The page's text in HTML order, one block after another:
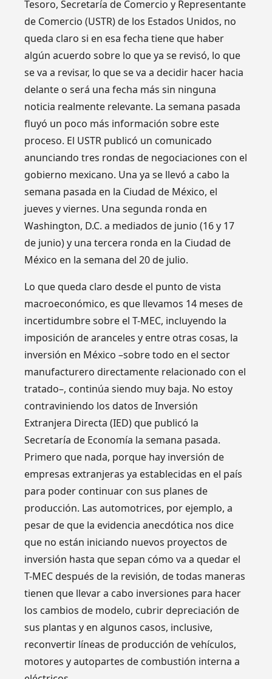
Tesoro, Secretaría de Comercio y Representante
de Comercio (USTR) de los Estados Unidos, no
queda claro si en esa fecha tiene que haber
algún acuerdo sobre lo que ya se revisó, lo que
se va a revisar, lo que se va a decidir hacer hacia
delante o será una fecha más sin ninguna
noticia realmente relevante. La semana pasada
fluyó un poco más información sobre este
proceso. El USTR publicó un comunicado
anunciando tres rondas de negociaciones con el
gobierno mexicano. Una ya se llevó a cabo la
semana pasada en la Ciudad de México, el
jueves y viernes. Una segunda ronda en
Washington, D.C. a mediados de junio (16 y 17
de junio) y una tercera ronda en la Ciudad de
México en la semana del 20 de julio.
Lo que queda claro desde el punto de vista
macroeconómico, es que llevamos 14 meses de
incertidumbre sobre el T-MEC, incluyendo la
imposición de aranceles y entre otras cosas, la
inversión en México –sobre todo en el sector
manufacturero directamente relacionado con el
tratado–, continúa siendo muy baja. No estoy
contraviniendo los datos de Inversión
Extranjera Directa (IED) que publicó la
Secretaría de Economía la semana pasada.
Primero que nada, porque hay inversión de
empresas extranjeras ya establecidas en el país
para poder continuar con sus planes de
producción. Las automotrices, por ejemplo, a
pesar de que la evidencia anecdótica nos dice
que no están iniciando nuevos proyectos de
inversión hasta que sepan cómo va a quedar el
T-MEC después de la revisión, de todas maneras
tienen que llevar a cabo inversiones para hacer
los cambios de modelo, cubrir depreciación de
sus plantas y en algunos casos, inclusive,
reconvertir líneas de producción de vehículos,
motores y autopartes de combustión interna a